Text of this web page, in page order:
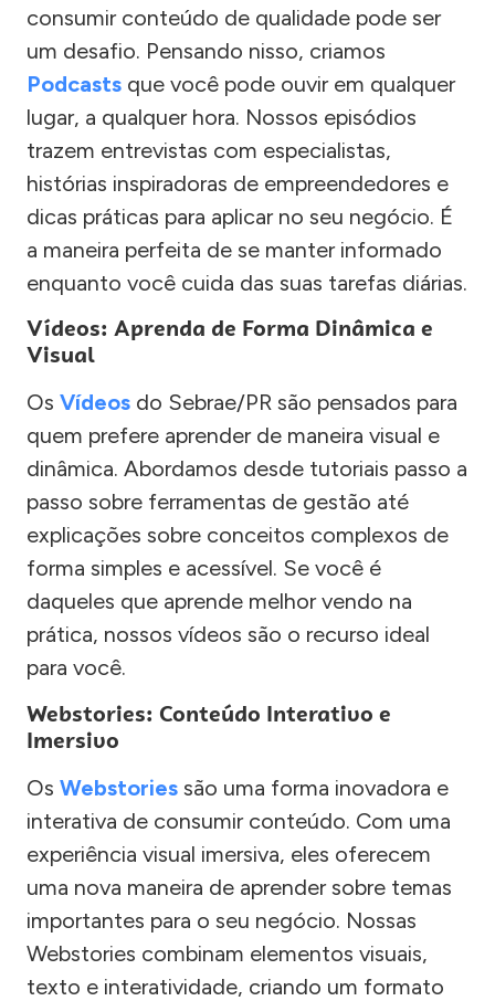
consumir conteúdo de qualidade pode ser
um desafio. Pensando nisso, criamos
Podcasts que você pode ouvir em qualquer
lugar, a qualquer hora. Nossos episódios
trazem entrevistas com especialistas,
histórias inspiradoras de empreendedores e
dicas práticas para aplicar no seu negócio. É
a maneira perfeita de se manter informado
enquanto você cuida das suas tarefas diárias.
Vídeos: Aprenda de Forma Dinâmica e
Visual
Os Vídeos do Sebrae/PR são pensados para
quem prefere aprender de maneira visual e
dinâmica. Abordamos desde tutoriais passo a
passo sobre ferramentas de gestão até
explicações sobre conceitos complexos de
forma simples e acessível. Se você é
daqueles que aprende melhor vendo na
prática, nossos vídeos são o recurso ideal
para você.
Webstories: Conteúdo Interativo e
Imersivo
Os Webstories são uma forma inovadora e
interativa de consumir conteúdo. Com uma
experiência visual imersiva, eles oferecem
uma nova maneira de aprender sobre temas
importantes para o seu negócio. Nossas
Webstories combinam elementos visuais,
texto e interatividade, criando um formato